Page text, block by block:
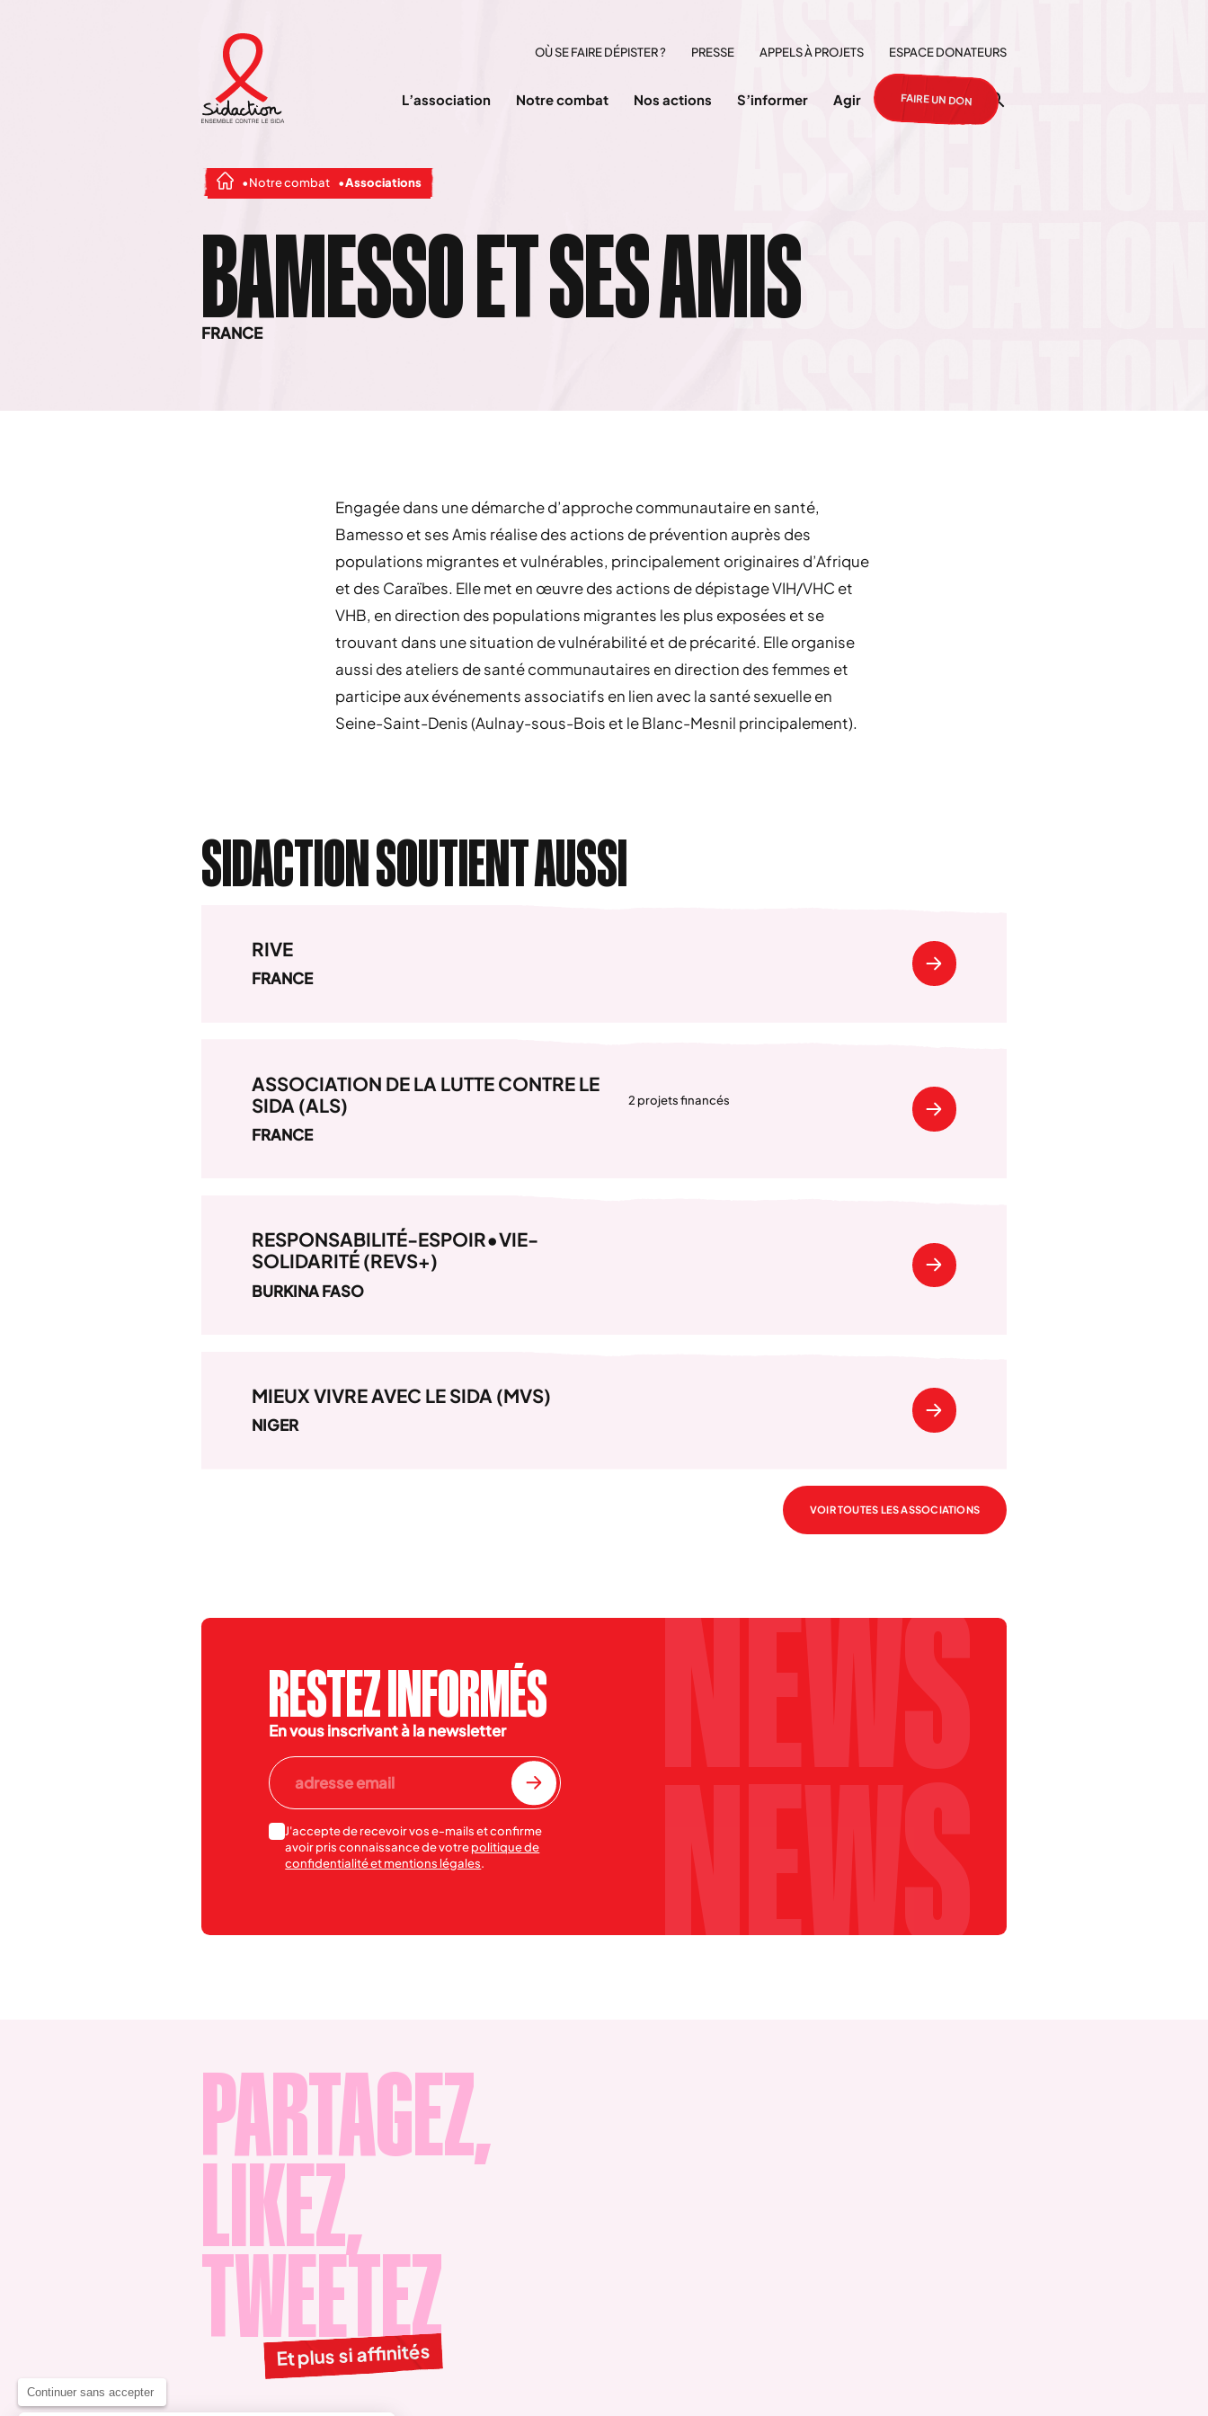
Continuer sans accepter
OÙ SE FAIRE DÉPISTER ? PRESSE APPELS À PROJETS ESPACE DONATEURS
L’association Notre combat Nos actions S’informer Agir FAIRE UN DON
Notre combat Associations
BAMESSO ET SES AMIS
FRANCE
Engagée dans une démarche d’approche communautaire en santé,
Bamesso et ses Amis réalise des actions de prévention auprès des
populations migrantes et vulnérables, principalement originaires d’Afrique
et des Caraïbes. Elle met en œuvre des actions de dépistage VIH/VHC et
VHB, en direction des populations migrantes les plus exposées et se
trouvant dans une situation de vulnérabilité et de précarité. Elle organise
aussi des ateliers de santé communautaires en direction des femmes et
participe aux événements associatifs en lien avec la santé sexuelle en
Seine-Saint-Denis (Aulnay-sous-Bois et le Blanc-Mesnil principalement).
SIDACTION SOUTIENT AUSSI
RIVE
FRANCE
ASSOCIATION DE LA LUTTE CONTRE LE
SIDA (ALS)
FRANCE
2 projets financés
RESPONSABILITÉ-ESPOIR•VIE-
SOLIDARITÉ (REVS+)
BURKINA FASO
MIEUX VIVRE AVEC LE SIDA (MVS)
NIGER
VOIR TOUTES LES ASSOCIATIONS
RESTEZ INFORMÉS
En vous inscrivant à la newsletter
J'accepte de recevoir vos e-mails et confirme
avoir pris connaissance de votrepolitique de
confidentialité et mentions légales.
PARTAGEZ,
LIKEZ,
TWEETEZ
Et plus si affinités